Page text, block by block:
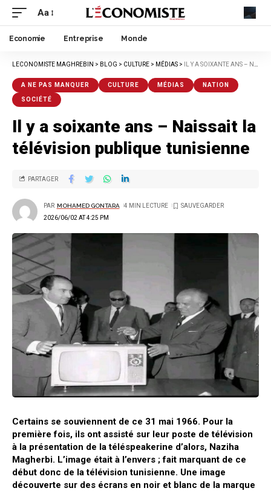
Aa
Economie Entreprise Monde
LECONOMISTE MAGHREBIN > BLOG > CULTURE > MÉDIAS > IL Y A SOIXANTE ANS – NAISSAIT LA TÉLÉVISION PUBLIQUE TUNISIENNE
A NE PAS MANQUER CULTURE MÉDIAS NATION
SOCIÉTÉ
Il y a soixante ans – Naissait la
télévision publique tunisienne
2026/06/02 AT 4:25 PM
PAR MOHAMED GONTARA 4 MIN LECTURE
PARTAGER
Certains se souviennent de ce 31 mai 1966. Pour la
première fois, ils ont assisté sur leur poste de télévision
à la présentation de la téléspeakerine d’alors, Naziha
Magherbi. L’image était à l’envers ; fait marquant de ce
début donc de la télévision tunisienne. Une image
découverte sur des écrans en noir et blanc de la marque